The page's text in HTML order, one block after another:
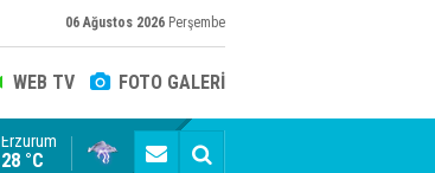
06 Ağustos 2026 Perşembe
WEB TV FOTO GALERİ
Erzurumspor camiasının sevilen ismi Baki Pardeli
Erzurum
28 °C